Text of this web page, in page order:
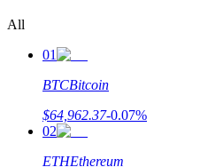
All
01
BTCBitcoin
$64,962.37-0.07%
02
ETHEthereum